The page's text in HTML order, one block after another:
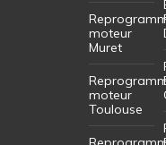
moteur
Muret
moteur
Toulouse